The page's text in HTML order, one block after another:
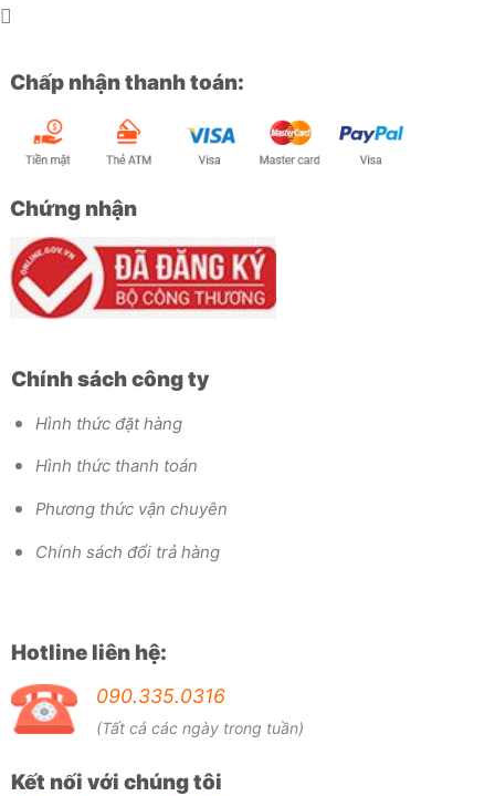
Chấp nhận thanh toán:
Chứng nhận
Chính sách công ty
Hình thức đặt hàng
Hình thức thanh toán
Phương thức vận chuyên
Chính sách đổi trả hàng
Hotline liên hệ:
090.335.0316
(Tất cả các ngày trong tuần)
Kết nối với chúng tôi